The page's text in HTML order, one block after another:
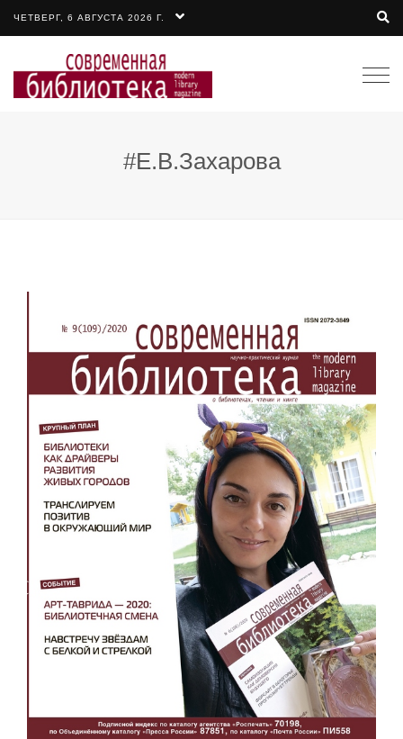
ЧЕТВЕРГ, 6 АВГУСТА 2026 Г.
#Е.В.Захарова